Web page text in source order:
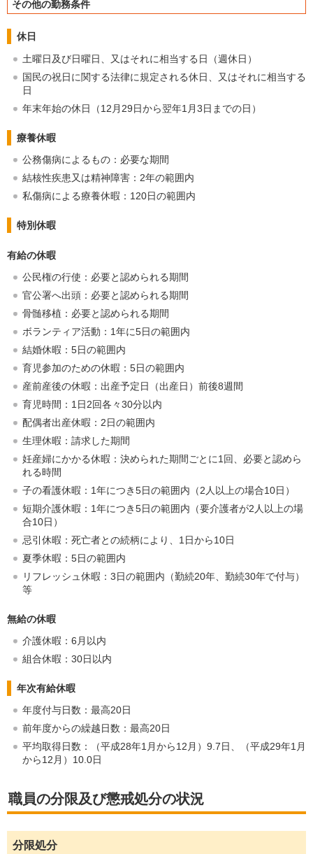
その他の勤務条件
休日
土曜日及び日曜日、又はそれに相当する日（週休日）
国民の祝日に関する法律に規定される休日、又はそれに相当する
日
年末年始の休日（12月29日から翌年1月3日までの日）
療養休暇
公務傷病によるもの：必要な期間
結核性疾患又は精神障害：2年の範囲内
私傷病による療養休暇：120日の範囲内
特別休暇
有給の休暇
公民権の行使：必要と認められる期間
官公署へ出頭：必要と認められる期間
骨髄移植：必要と認められる期間
ボランティア活動：1年に5日の範囲内
結婚休暇：5日の範囲内
育児参加のための休暇：5日の範囲内
産前産後の休暇：出産予定日（出産日）前後8週間
育児時間：1日2回各々30分以内
配偶者出産休暇：2日の範囲内
生理休暇：請求した期間
妊産婦にかかる休暇：決められた期間ごとに1回、必要と認めら
れる時間
子の看護休暇：1年につき5日の範囲内（2人以上の場合10日）
短期介護休暇：1年につき5日の範囲内（要介護者が2人以上の場
合10日）
忌引休暇：死亡者との続柄により、1日から10日
夏季休暇：5日の範囲内
リフレッシュ休暇：3日の範囲内（勤続20年、勤続30年で付与）
等
無給の休暇
介護休暇：6月以内
組合休暇：30日以内
年次有給休暇
年度付与日数：最高20日
前年度からの繰越日数：最高20日
平均取得日数：（平成28年1月から12月）9.7日、（平成29年1月
から12月）10.0日
職員の分限及び懲戒処分の状況
分限処分